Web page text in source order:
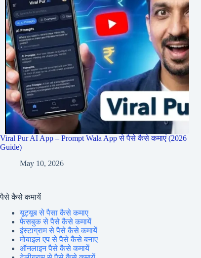
Viral Pur AI App – Prompt Wala App से पैसे कैसे कमाएं (2026
Guide)
May 10, 2026
पैसे कैसे कमायें
यूट्यूब से पैसा कैसे कमाए
फेसबुक से पैसे कैसे कमायें
इंस्टाग्राम से पैसे कैसे कमायें
मोबाइल एप से पैसे कैसे बनाए
ऑनलाइन पैसे कैसे कमायें